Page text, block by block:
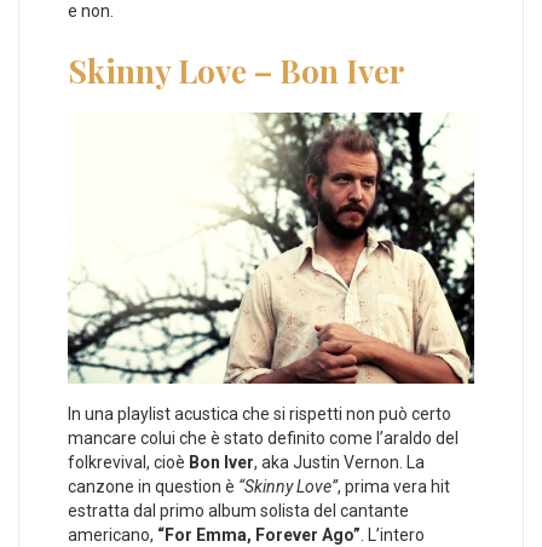
e non.
Skinny Love – Bon Iver
In una playlist acustica che si rispetti non può certo
mancare colui che è stato definito come l’araldo del
folkrevival, cioè Bon Iver, aka Justin Vernon. La
canzone in question è “Skinny Love”, prima vera hit
estratta dal primo album solista del cantante
americano, “For Emma, Forever Ago” . L’intero